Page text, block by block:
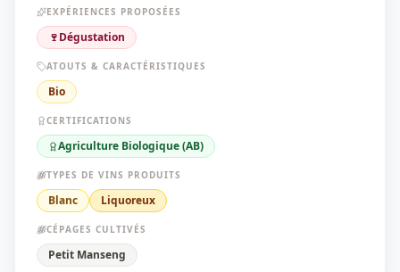
EXPÉRIENCES PROPOSÉES
🍷Dégustation
ATOUTS & CARACTÉRISTIQUES
Bio
CERTIFICATIONS
Agriculture Biologique (AB)
TYPES DE VINS PRODUITS
Blanc Liquoreux
CÉPAGES CULTIVÉS
Petit Manseng